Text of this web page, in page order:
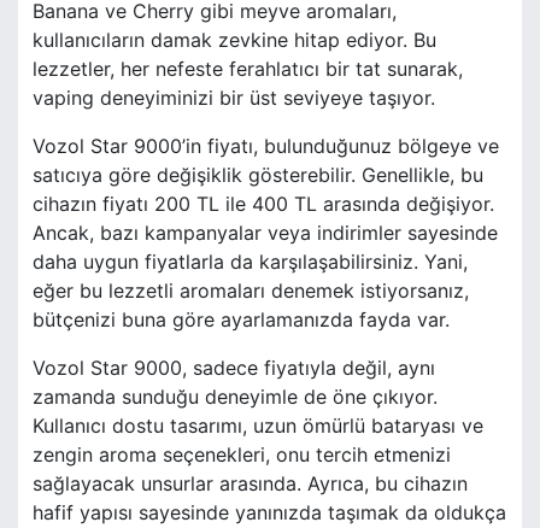
Banana ve Cherry gibi meyve aromaları,
kullanıcıların damak zevkine hitap ediyor. Bu
lezzetler, her nefeste ferahlatıcı bir tat sunarak,
vaping deneyiminizi bir üst seviyeye taşıyor.
Vozol Star 9000’in fiyatı, bulunduğunuz bölgeye ve
satıcıya göre değişiklik gösterebilir. Genellikle, bu
cihazın fiyatı 200 TL ile 400 TL arasında değişiyor.
Ancak, bazı kampanyalar veya indirimler sayesinde
daha uygun fiyatlarla da karşılaşabilirsiniz. Yani,
eğer bu lezzetli aromaları denemek istiyorsanız,
bütçenizi buna göre ayarlamanızda fayda var.
Vozol Star 9000, sadece fiyatıyla değil, aynı
zamanda sunduğu deneyimle de öne çıkıyor.
Kullanıcı dostu tasarımı, uzun ömürlü bataryası ve
zengin aroma seçenekleri, onu tercih etmenizi
sağlayacak unsurlar arasında. Ayrıca, bu cihazın
hafif yapısı sayesinde yanınızda taşımak da oldukça